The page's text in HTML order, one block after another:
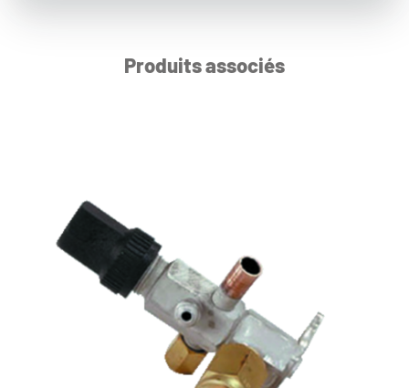
Produits associés